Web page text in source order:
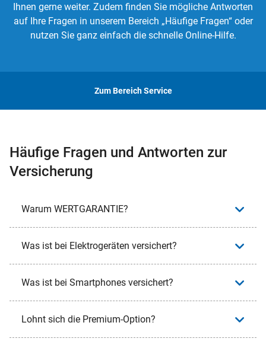
Ihnen gerne weiter. Zudem finden Sie mögliche Antworten
auf Ihre Fragen in unserem Bereich „Häufige Fragen“ oder
nutzen Sie ganz einfach die schnelle Online-Hilfe.
Zum Bereich Service
Häufige Fragen und Antworten zur
Versicherung
Warum WERTGARANTIE?
Was ist bei Elektrogeräten versichert?
Was ist bei Smartphones versichert?
Lohnt sich die Premium-Option?